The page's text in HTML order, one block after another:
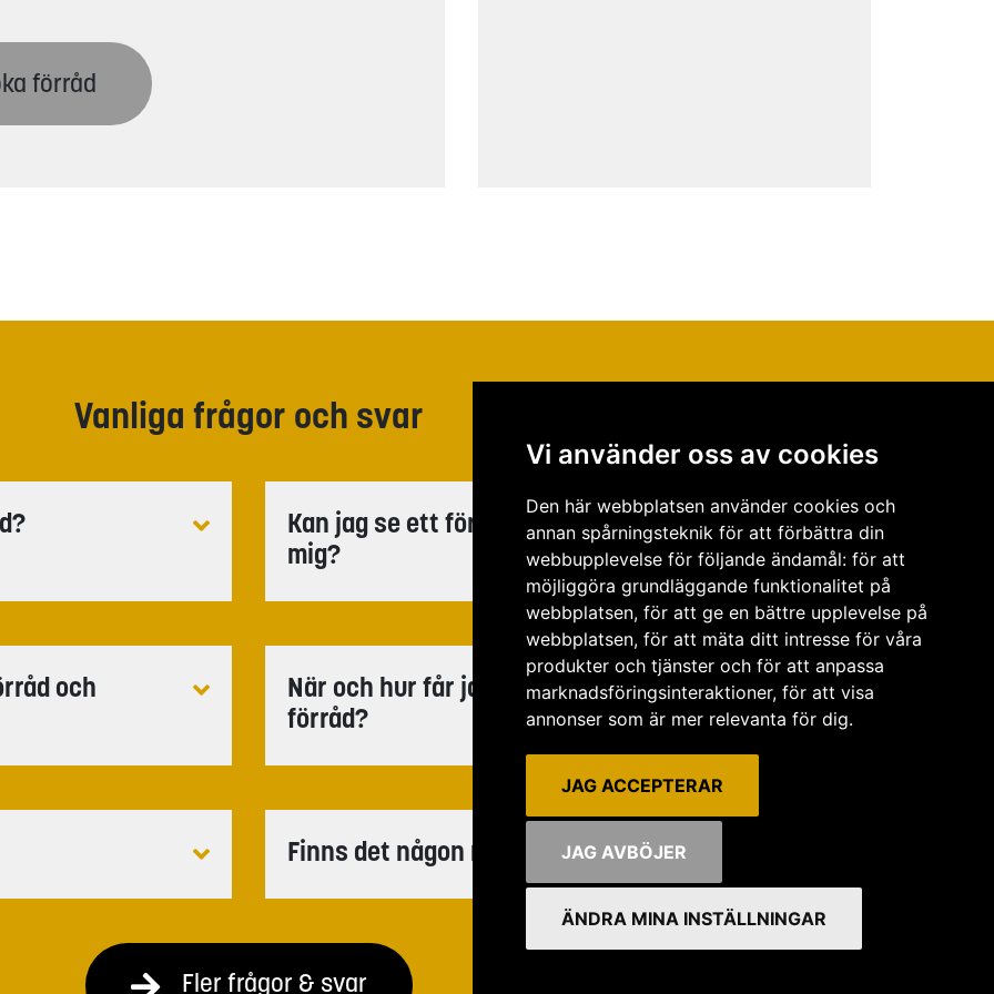
Vi använder oss av cookies
Den här webbplatsen använder cookies och
annan spårningsteknik för att förbättra din
webbupplevelse för följande ändamål: för att
möjliggöra grundläggande funktionalitet på
webbplatsen, för att ge en bättre upplevelse på
webbplatsen, för att mäta ditt intresse för våra
produkter och tjänster och för att anpassa
marknadsföringsinteraktioner, för att visa
annonser som är mer relevanta för dig.
JAG ACCEPTERAR
JAG AVBÖJER
ÄNDRA MINA INSTÄLLNINGAR
förråd
Vanliga frågor och svar
Kan jag se ett förråd innan jag bestämmer
mig?
och
När och hur får jag tillgång till mitt
förråd?
Finns det någon minsta förvaringstid?
Fler frågor & svar